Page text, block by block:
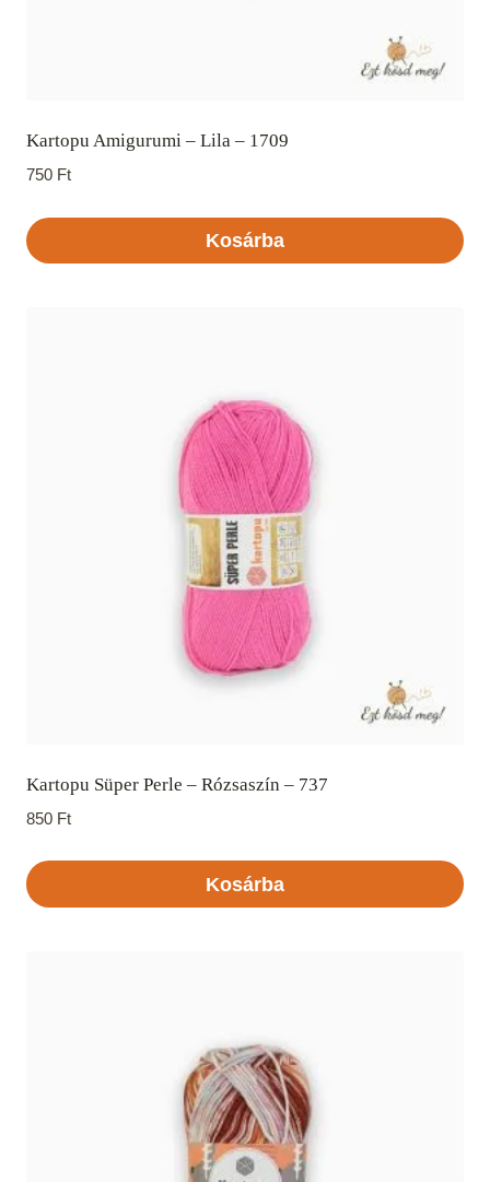
Kartopu Amigurumi – Lila – 1709
750 Ft
Kosárba
Kartopu Süper Perle – Rózsaszín – 737
850 Ft
Kosárba